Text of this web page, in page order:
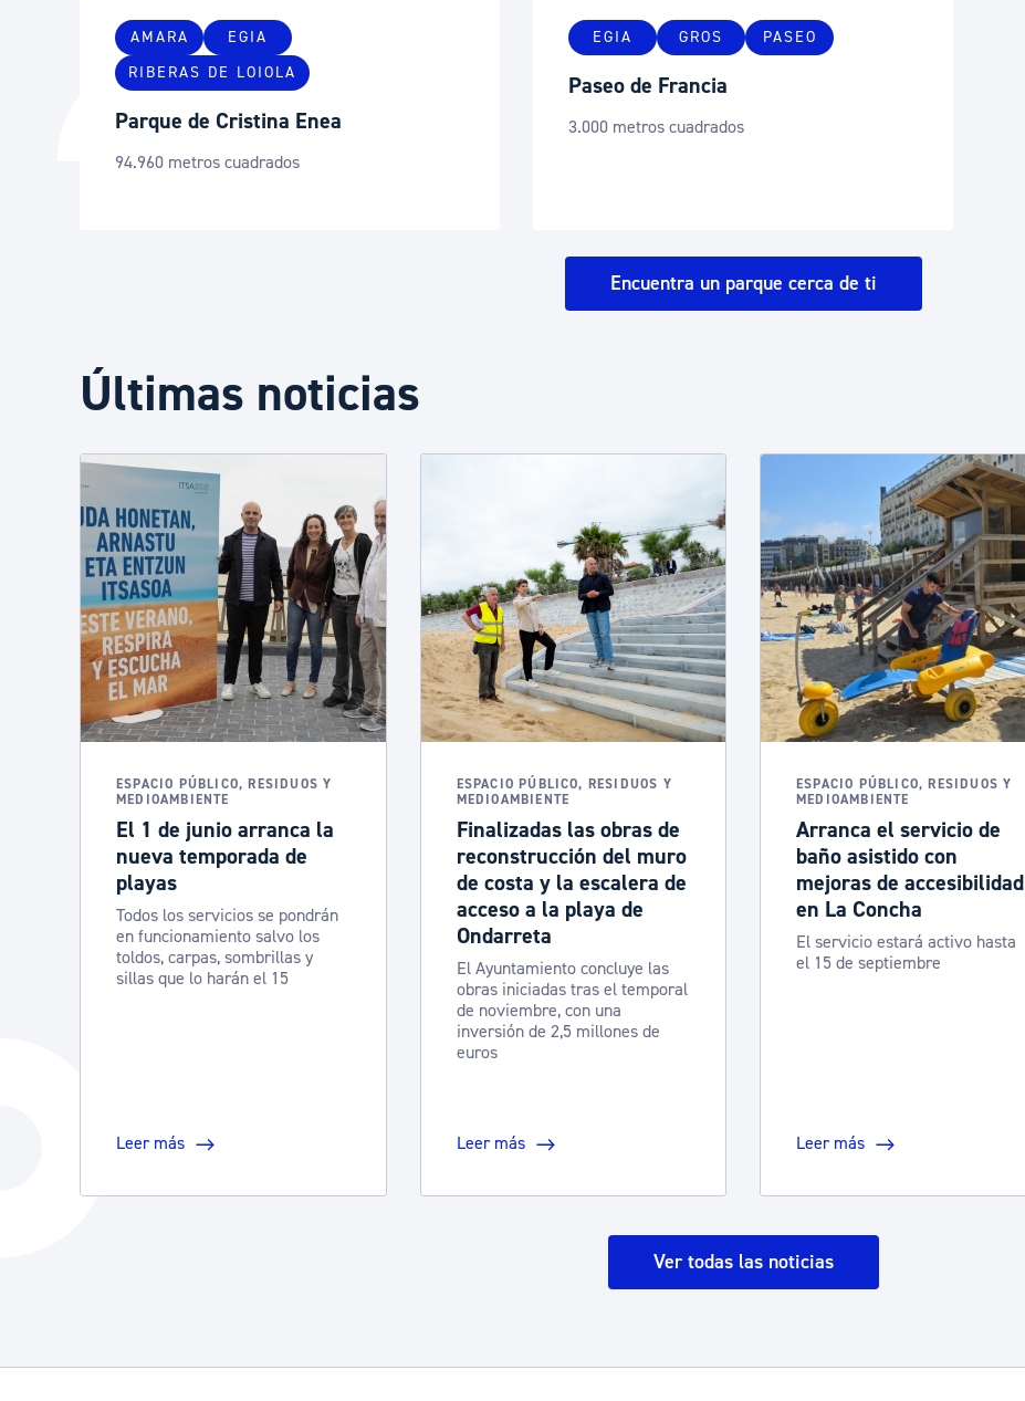
AMARA
EGIA
RIBERAS DE LOIOLA
Parque de Cristina Enea
94.960 metros cuadrados
EGIA GROS PASEO
Paseo de Francia
3.000 metros cuadrados
Encuentra un parque cerca de ti
Últimas noticias
ESPACIO PÚBLICO, RESIDUOS Y
MEDIOAMBIENTE
El 1 de junio arranca la
nueva temporada de
playas
Todos los servicios se pondrán
en funcionamiento salvo los
toldos, carpas, sombrillas y
sillas que lo harán el 15
Leer más
ESPACIO PÚBLICO, RESIDUOS Y
MEDIOAMBIENTE
Finalizadas las obras de
reconstrucción del muro
de costa y la escalera de
acceso a la playa de
Ondarreta
El Ayuntamiento concluye las
obras iniciadas tras el temporal
de noviembre, con una
inversión de 2,5 millones de
euros
Leer más
ESPACIO PÚBLICO, RESIDUOS Y
MEDIOAMBIENTE
Arranca el servicio de
baño asistido con
mejoras de accesibilidad
en La Concha
El servicio estará activo hasta
el 15 de septiembre
Leer más
Ver todas las noticias